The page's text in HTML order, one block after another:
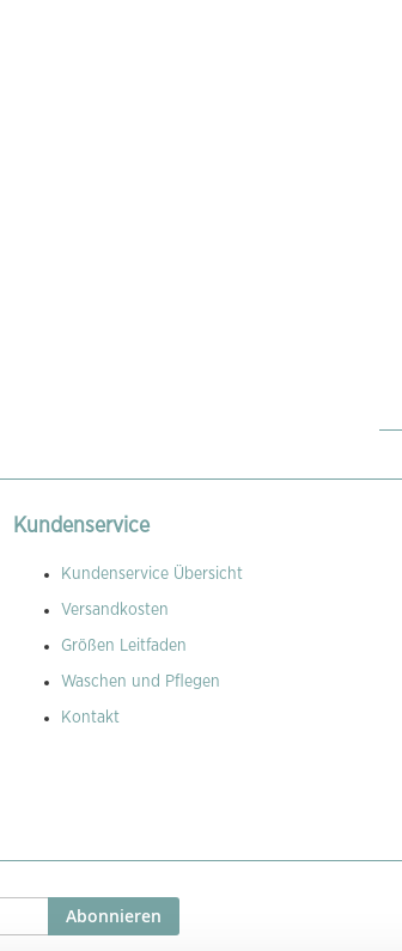
Kundenservice
Kundenservice Übersicht
Versandkosten
Größen Leitfaden
Waschen und Pflegen
Kontakt
Abonnieren